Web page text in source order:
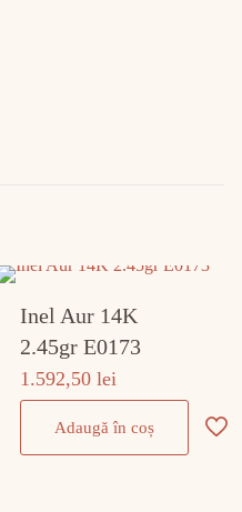
Inel Aur 14K
2.45gr E0173
1.592,50lei
Adaugă în coș